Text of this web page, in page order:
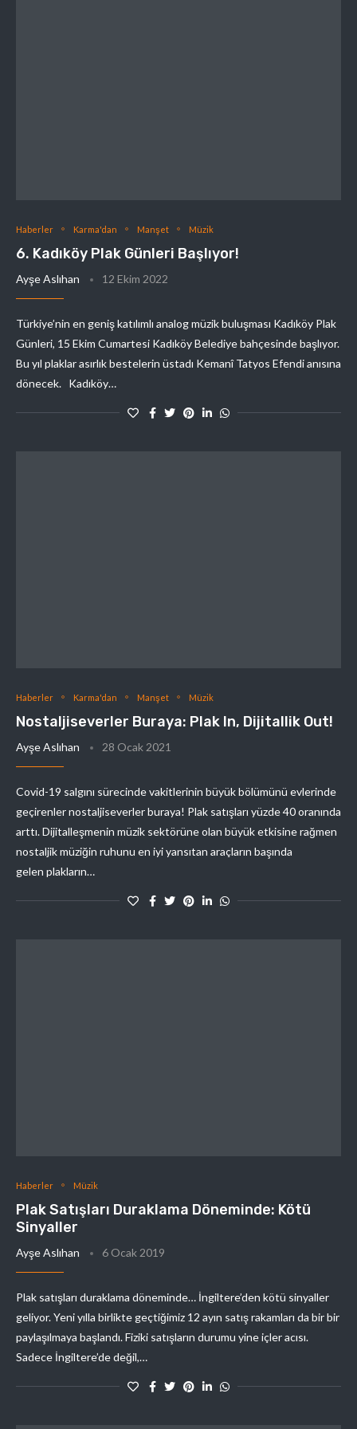
Haberler Karma'dan Manşet Müzik
6. Kadıköy Plak Günleri Başlıyor!
Ayşe Aslıhan 12 Ekim 2022
Türkiye’nin en geniş katılımlı analog müzik buluşması Kadıköy Plak
Günleri, 15 Ekim Cumartesi Kadıköy Belediye bahçesinde başlıyor.
Bu yıl plaklar asırlık bestelerin üstadı Kemanî Tatyos Efendi anısına
dönecek. Kadıköy…
Haberler Karma'dan Manşet Müzik
Nostaljiseverler Buraya: Plak In, Dijitallik Out!
Ayşe Aslıhan 28 Ocak 2021
Covid-19 salgını sürecinde vakitlerinin büyük bölümünü evlerinde
geçirenler nostaljiseverler buraya! Plak satışları yüzde 40 oranında
arttı. Dijitalleşmenin müzik sektörüne olan büyük etkisine rağmen
nostaljik müziğin ruhunu en iyi yansıtan araçların başında
gelen plakların…
Haberler Müzik
Plak Satışları Duraklama Döneminde: Kötü
Sinyaller
Ayşe Aslıhan 6 Ocak 2019
Plak satışları duraklama döneminde… İngiltere’den kötü sinyaller
geliyor. Yeni yılla birlikte geçtiğimiz 12 ayın satış rakamları da bir bir
paylaşılmaya başlandı. Fiziki satışların durumu yine içler acısı.
Sadece İngiltere’de değil,…